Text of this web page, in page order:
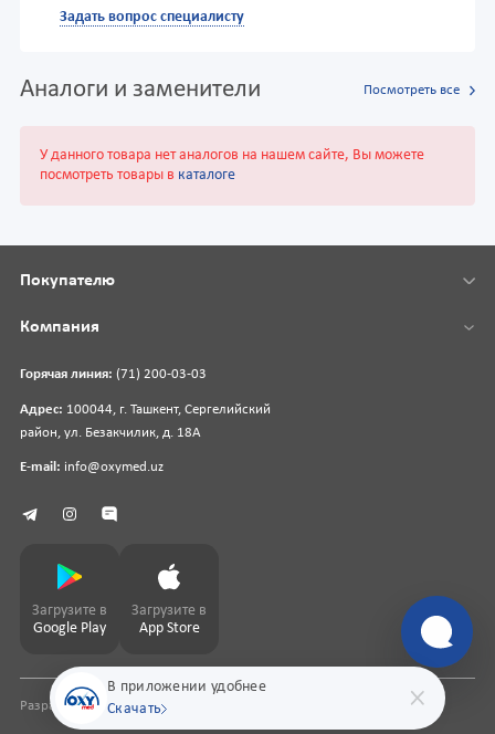
Задать вопрос специалисту
Аналоги и заменители Посмотреть все
У данного товара нет аналогов на нашем сайте, Вы можете
посмотреть товары в каталоге
В приложении удобнее
Скачать
Горячая линия: (71) 200-03-03
Адрес: 100044, г. Ташкент, Сергелийский
район, ул. Безакчилик, д. 18А
E-mail: info@oxymed.uz
Покупателю
Компания
Загрузите в
Google Play
Загрузите в
App Store
Разработка сайтаpharmit.uz